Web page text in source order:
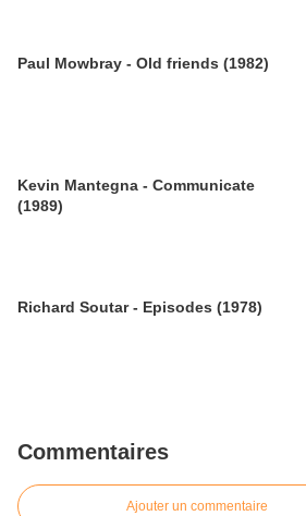
Paul Mowbray - Old friends (1982)
Kevin Mantegna - Communicate
(1989)
Richard Soutar - Episodes (1978)
Commentaires
Ajouter un commentaire